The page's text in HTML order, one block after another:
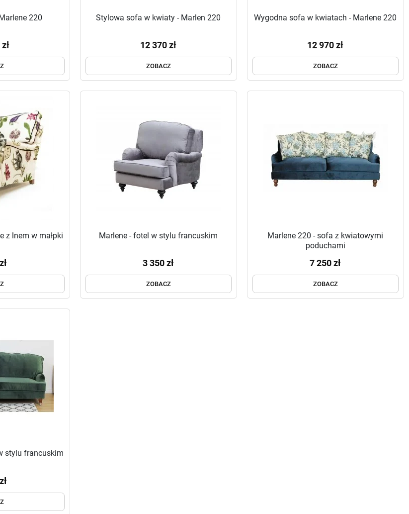
220 Stylowa sofa w kwiaty - Marlen 220
12 370 zł
ZOBACZ
Wygodna sofa w kwiatach - Marlene 220
12 970 zł
ZOBACZ
z lnem w małpki Marlene - fotel w stylu francuskim
3 350 zł
ZOBACZ
Marlene 220 - sofa z kwiatowymi
poduchami
7 250 zł
ZOBACZ
stylu francuskim